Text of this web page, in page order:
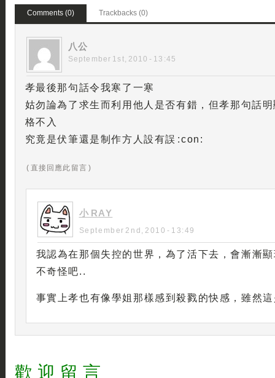
Comments (0) Trackbacks (0)
八公
September 1st, 2010 - 13:45
孝最後那句話令我寒了一寒
姑勿論為了求生而利用他人是否有錯，但孝那句話
格不入
究竟是伏筆還是制作方人設有誤 :con:
( 直接回應此留言 )
小 RAY
September 2nd, 2010 - 13:49
我認為在那個失控的世界，為了活下去，會漸漸
不奇怪吧..
事實上孝也有像學姐那樣感到殺戮的快感，雖然
歡 迎 留 言